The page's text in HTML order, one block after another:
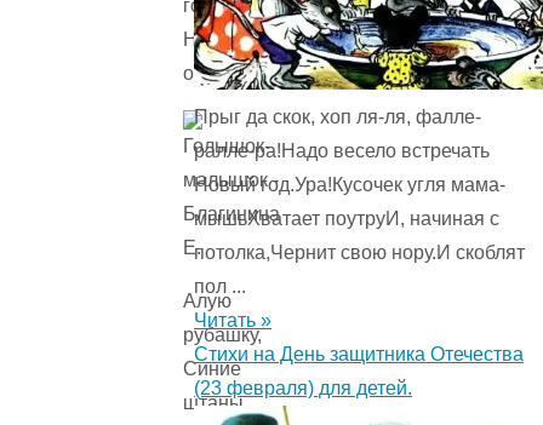
голышу,
Новую
одёжку.
Алую
рубашку,
Синие
штаны.
Прыг да скок, хоп ля-ля, фалле-
ралле-ра!Надо весело встречать
Новый год.Ура!Кусочек угля мама-
мышьХватает поутруИ, начиная с
потолка,Чернит свою нору.И скоблят
пол ...
Читать »
Стихи на День защитника Отечества
(23 февраля) для детей.